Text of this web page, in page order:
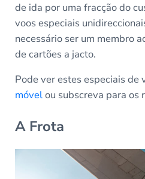
de ida por uma fracção do
voos especiais
necessário ser um membro
de cartões a jacto.
Pode ver estes especiais de
móvelou subscreva para os
A Frota